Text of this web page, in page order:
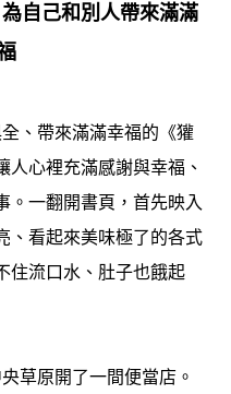
自己和別人帶來滿滿
、帶來滿滿幸福的《獾
人心裡充滿感謝與幸福、
。一翻開書頁，首先映入
、看起來美味極了的各式
住流口水、肚子也餓起
草原開了一間便當店。